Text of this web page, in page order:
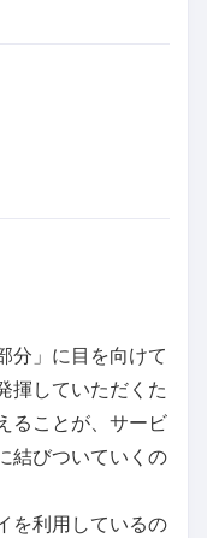
分」に目を向けて
揮していただくた
ることが、サービ
結びついていくの
を利用しているの